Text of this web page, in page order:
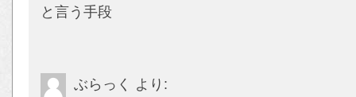
と言う手段
ぶらっく より: